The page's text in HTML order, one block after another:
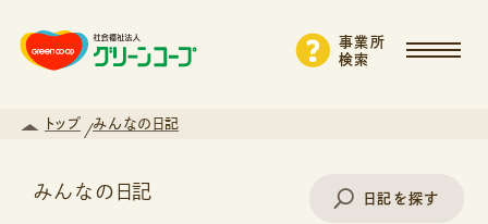
事業所
検索
トップ みんなの日記
みんなの日記 日記を探す